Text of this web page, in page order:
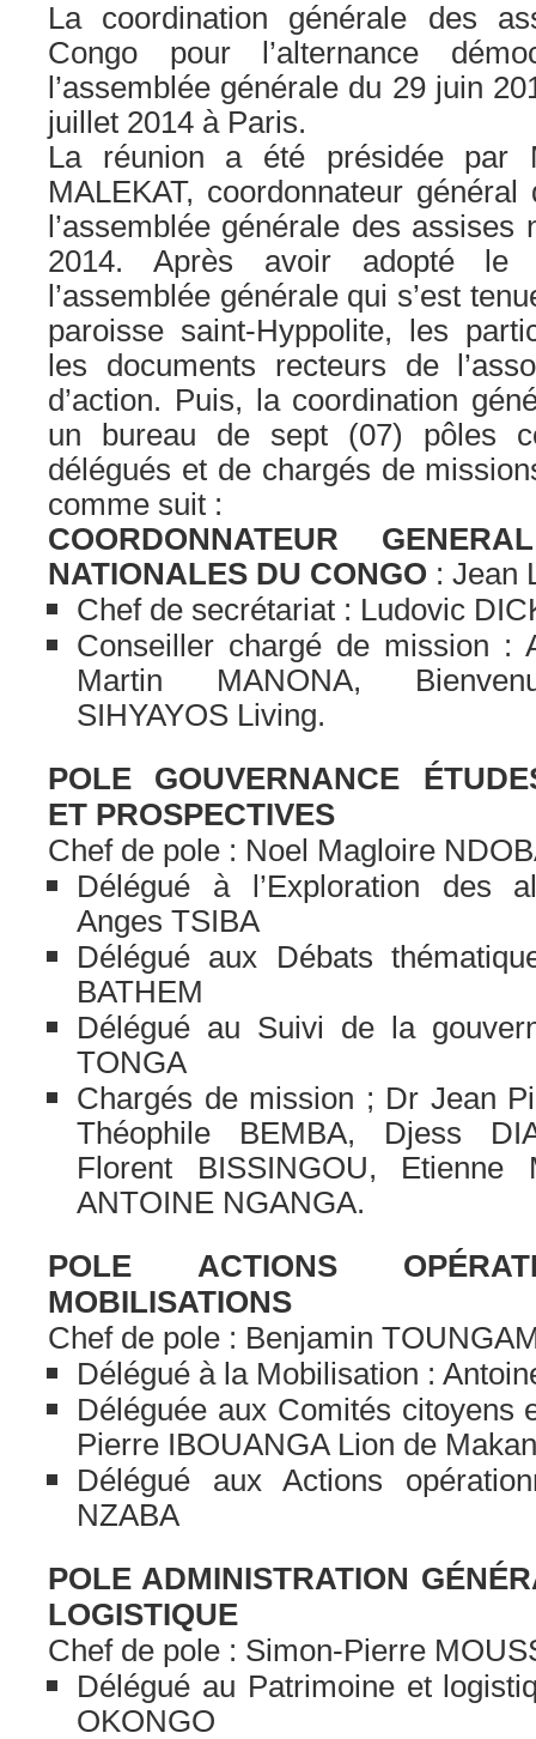
La coordination générale des
Congo pour l’alternance
l’assemblée générale du 29 juin
juillet 2014 à Paris.
La réunion a été présidée par
MALEKAT, coordonnateur
l’assemblée générale des
2014. Après avoir adopté le
l’assemblée générale qui s’est
paroisse saint-Hyppolite, les
les documents recteurs de
d’action. Puis, la coordination
un bureau de sept (07) pôles
délégués et de chargés de
comme suit :
COORDONNATEUR
NATIONALES DU CONGO : Jean
Chef de secrétariat : Ludovic
Conseiller chargé de mission :
Martin MANONA,
SIHYAYOS Living.
POLE GOUVERNANCE
ET PROSPECTIVES
Chef de pole : Noel Magloire
Délégué à l’Exploration des
Anges TSIBA
Délégué aux Débats
BATHEM
Délégué au Suivi de la
TONGA
Chargés de mission ; Dr Jean
Théophile BEMBA, Djess
Florent BISSINGOU, Etienne
ANTOINE NGANGA.
POLE ACTIONS
MOBILISATIONS
Chef de pole : Benjamin
Délégué à la Mobilisation :
Déléguée aux Comités citoyens
Pierre IBOUANGA Lion de
Délégué aux Actions
NZABA
POLE ADMINISTRATION
LOGISTIQUE
Chef de pole : Simon-Pierre
Délégué au Patrimoine et
OKONGO